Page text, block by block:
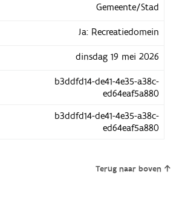
Gemeente/Stad
Ja: Recreatiedomein
dinsdag 19 mei 2026
b3ddfd14-de41-4e35-a38c-
ed64eaf5a880
b3ddfd14-de41-4e35-a38c-
ed64eaf5a880
Terug naar boven